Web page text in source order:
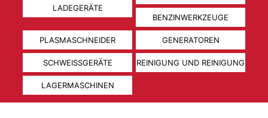
LADEGERÄTE
BENZINWERKZEUGE
PLASMASCHNEIDER GENERATOREN
SCHWEISSGERÄTE REINIGUNG UND REINIGUNG
LAGERMASCHINEN